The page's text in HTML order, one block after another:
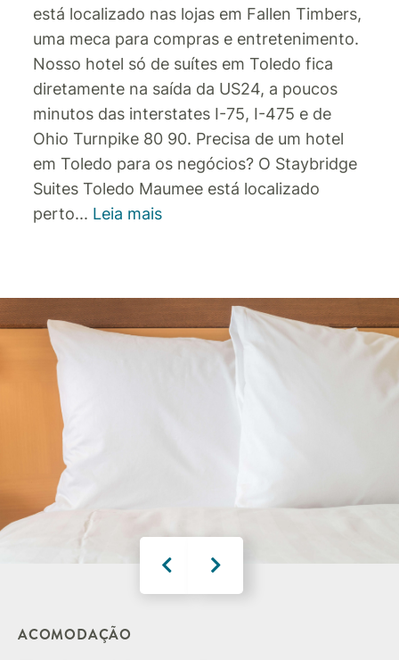
está localizado nas lojas em Fallen Timbers,
uma meca para compras e entretenimento.
Nosso hotel só de suítes em Toledo fica
diretamente na saída da US24, a poucos
minutos das interstates I-75, I-475 e de
Ohio Turnpike 80 90. Precisa de um hotel
em Toledo para os negócios? O Staybridge
Suites Toledo Maumee está localizado
perto... Leia mais
ACOMODAÇÃO